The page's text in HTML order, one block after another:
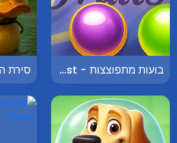
בועות מתפוצצות - Bubble Burst